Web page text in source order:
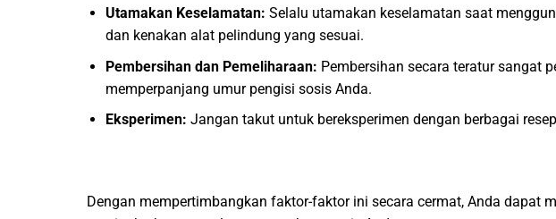
Utamakan Keselamatan: Selalu utamakan keselamatan saat
dan kenakan alat pelindung yang sesuai.
Pembersihan dan Pemeliharaan: Pembersihan secara teratur sangat
memperpanjang umur pengisi sosis Anda.
Eksperimen: Jangan takut untuk bereksperimen dengan berbagai
Dengan mempertimbangkan faktor-faktor ini secara cermat, Anda dapat